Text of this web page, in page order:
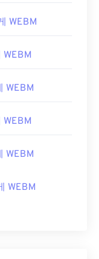
WEBM
WEBM
WEBM
WEBM
WEBM
WEBM